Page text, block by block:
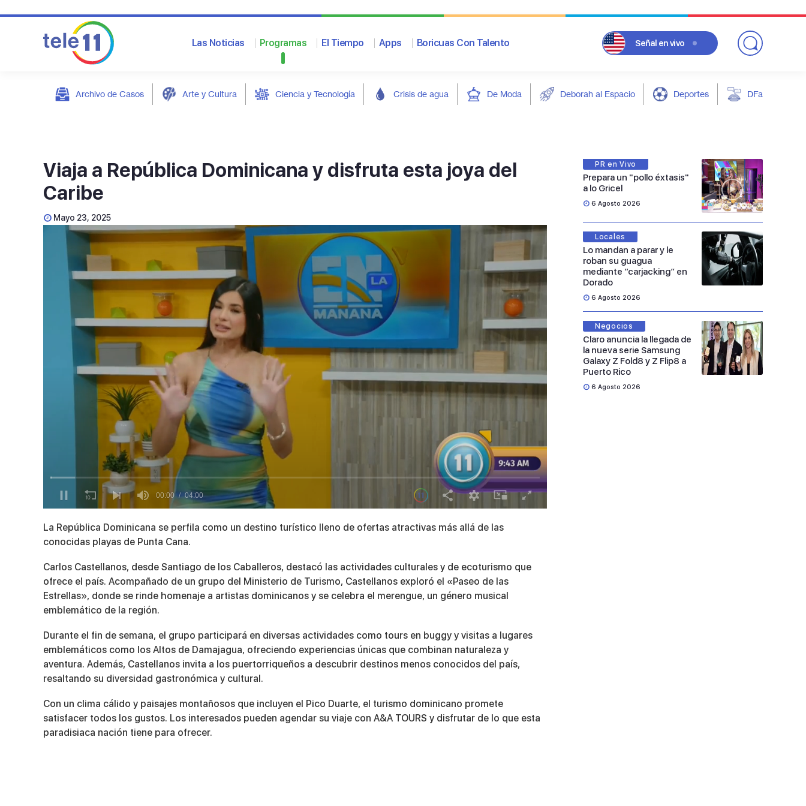
Las Noticias Programas El Tiempo Apps Boricuas Con Talento Señal en vivo
Archivo de Casos Arte y Cultura Ciencia y Tecnología Crisis de agua De Moda Deborah al Espacio Deportes DFarándula
Viaja a República Dominicana y disfruta esta joya del
Caribe
Mayo 23, 2025
seconds
of
4
90%
La República Dominicana se perfila como un destino turístico lleno de ofertas atractivas más allá de las
conocidas playas de Punta Cana.
Carlos Castellanos, desde Santiago de los Caballeros, destacó las actividades culturales y de ecoturismo que
ofrece el país. Acompañado de un grupo del Ministerio de Turismo, Castellanos exploró el «Paseo de las
Estrellas», donde se rinde homenaje a artistas dominicanos y se celebra el merengue, un género musical
emblemático de la región.
Durante el fin de semana, el grupo participará en diversas actividades como tours en buggy y visitas a lugares
emblemáticos como los Altos de Damajagua, ofreciendo experiencias únicas que combinan naturaleza y
aventura. Además, Castellanos invita a los puertorriqueños a descubrir destinos menos conocidos del país,
resaltando su diversidad gastronómica y cultural.
Con un clima cálido y paisajes montañosos que incluyen el Pico Duarte, el turismo dominicano promete
satisfacer todos los gustos. Los interesados pueden agendar su viaje con A&A TOURS y disfrutar de lo que esta
paradisiaca nación tiene para ofrecer.
PR en Vivo
Prepara un "pollo éxtasis"
a lo Gricel
6 Agosto 2026
Locales
Lo mandan a parar y le
roban su guagua
mediante “carjacking” en
Dorado
6 Agosto 2026
Negocios
Claro anuncia la llegada de
la nueva serie Samsung
Galaxy Z Fold8 y Z Flip8 a
Puerto Rico
6 Agosto 2026